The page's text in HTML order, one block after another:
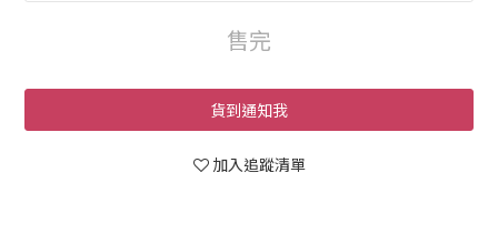
售完
貨到通知我
加入追蹤清單